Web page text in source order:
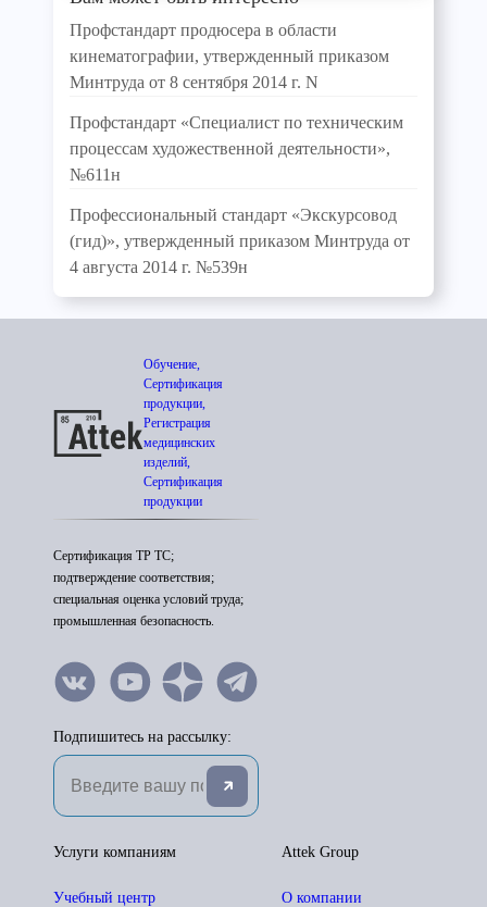
Профстандарт продюсера в области
кинематографии, утвержденный приказом
Минтруда от 8 сентября 2014 г. N
Профстандарт «Специалист по техническим
процессам художественной деятельности»,
№611н
Профессиональный стандарт «Экскурсовод
(гид)», утвержденный приказом Минтруда от
4 августа 2014 г. №539н
Обучение,
Сертификация
продукции,
Регистрация
медицинских
изделий,
Сертификация
продукции
Сертификация ТР ТС;
подтверждение соответствия;
специальная оценка условий труда;
промышленная безопасность.
Подпишитесь на рассылку:
Attek Group
О компании
Услуги компаниям
Учебный центр